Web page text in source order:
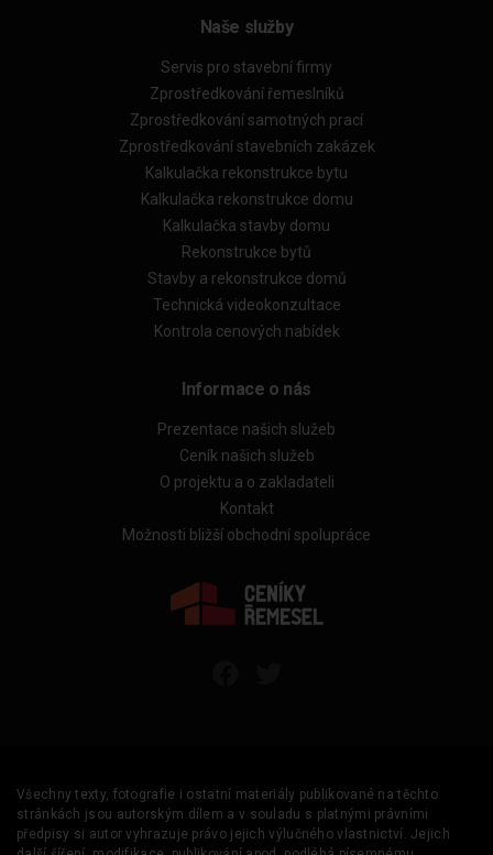
Naše služby
Servis pro stavební firmy
Zprostředkování řemeslníků
Zprostředkování samotných prací
Zprostředkování stavebních zakázek
Kalkulačka rekonstrukce bytu
Kalkulačka rekonstrukce domu
Kalkulačka stavby domu
Rekonstrukce bytů
Stavby a rekonstrukce domů
Technická videokonzultace
Kontrola cenových nabídek
Informace o nás
Prezentace našich služeb
Ceník našich služeb
O projektu a o zakladateli
Kontakt
Možnosti bližší obchodní spolupráce
Všechny texty, fotografie i ostatní materiály publikované na těchto
stránkách jsou autorským dílem a v souladu s platnými právními
předpisy si autor vyhrazuje právo jejich výlučného vlastnictví. Jejich